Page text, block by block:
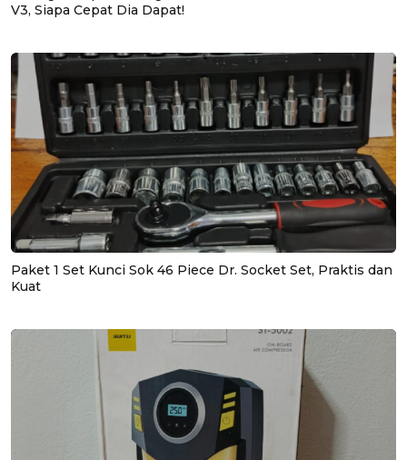
V3, Siapa Cepat Dia Dapat!
Paket 1 Set Kunci Sok 46 Piece Dr. Socket Set, Praktis dan
Kuat